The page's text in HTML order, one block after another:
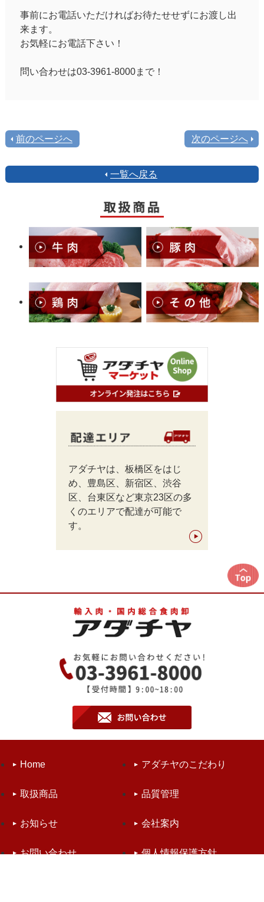
事前にお電話いただければお待たせせずにお渡し出
来ます。
お気軽にお電話下さい！
問い合わせは03-3961-8000まで！
前のページへ 次のページへ
一覧へ戻る
アダチヤは、板橋区をはじ
め、豊島区、新宿区、渋谷
区、台東区など東京23区の多
くのエリアで配達が可能で
す。
Home アダチヤのこだわり
取扱商品 品質管理
お知らせ 会社案内
お問い合わせ 個人情報保護方針